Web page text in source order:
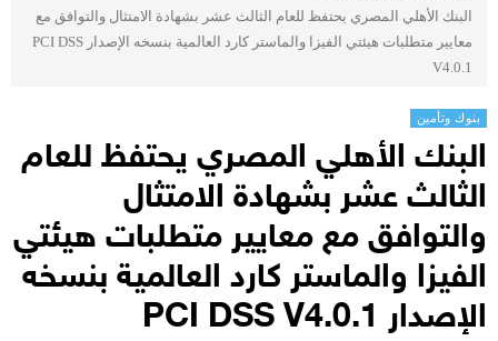
البنك الأهلي المصري يحتفظ للعام الثالث عشر بشهادة الامتثال والتوافق مع
معاییر متطلبات هيئتي الفيزا والماستر كارد العالمية بنسخه الإصدار PCI DSS
V4.0.1
بنوك وتأمين
البنك الأهلي المصري يحتفظ للعام
الثالث عشر بشهادة الامتثال
والتوافق مع معاییر متطلبات هيئتي
الفيزا والماستر كارد العالمية بنسخه
الإصدار PCI DSS V4.0.1